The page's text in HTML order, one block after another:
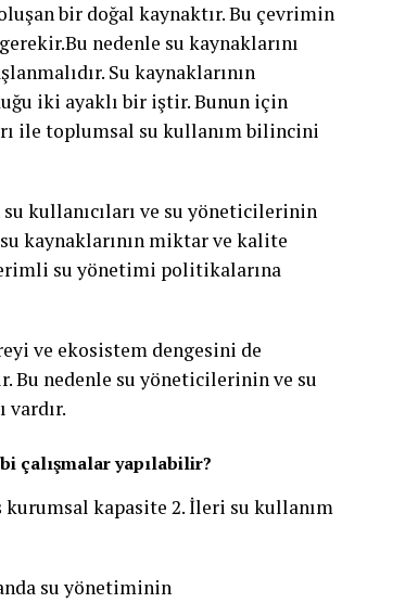
bir doğal kaynaktır. Bu çevrimin
nedenle su kaynaklarını
Su kaynaklarının
iki ayaklı bir iştir. Bunun için
ile toplumsal su kullanım bilincini
kullanıcıları ve su yöneticilerinin
kaynaklarının miktar ve kalite
su yönetimi politikalarına
ve ekosistem dengesini de
Bu nedenle su yöneticilerinin ve su
vardır.
çalışmalar yapılabilir?
kapasite 2. İleri su kullanım
su yönetiminin